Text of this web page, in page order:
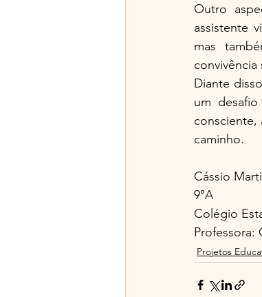
Outro
assistente
mas
convivência
Diante
um
caminho.
Cássio
9°A
Colégio
Professora:
Projetos